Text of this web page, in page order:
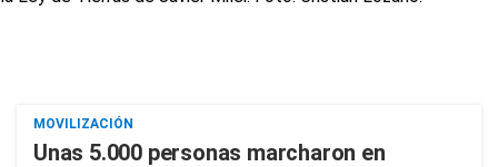
MOVILIZACIÓN
Unas 5.000 personas marcharon en